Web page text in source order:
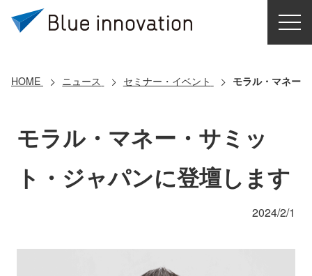
導入事例
コアテクノロジー
HOME ニュース セミナー・イベント モラル・マネー
モラル・マネー・サミッ
ト・ジャパンに登壇します
2024/2/1